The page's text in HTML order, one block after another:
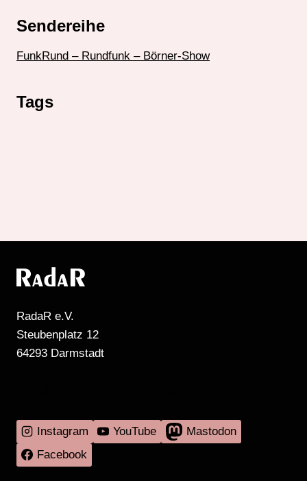
Sendereihe
FunkRund – Rundfunk – Börner-Show
Tags
RadaR e.V.
Steubenplatz 12
64293 Darmstadt
Instagram YouTube
Mastodon
Facebook